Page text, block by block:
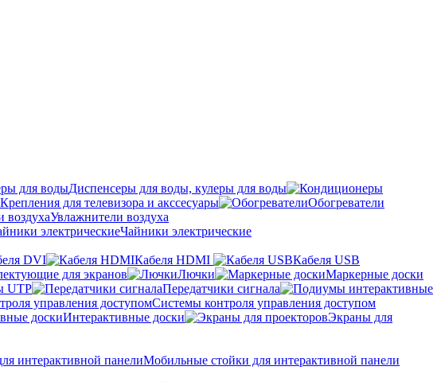
Диспенсеры для воды, кулеры для воды
Крепления для телевизора и акссесуары
Обогреватели
Увлажнители воздуха
Чайники электрические
DVI Кабеля HDMI
Кабеля USB
для экранов Лючки
Маркерные доски
UTP
Передатчики сигнала
Системы контроля управления доступом
Интерактивные доски
Экраны для
Мобильные стойки для интерактивной панели